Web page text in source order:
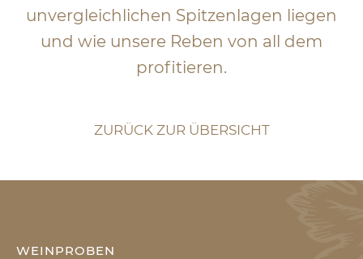
unvergleichlichen Spitzenlagen liegen
und wie unsere Reben von all dem
profitieren.
ZURÜCK ZUR ÜBERSICHT
WEINPROBEN